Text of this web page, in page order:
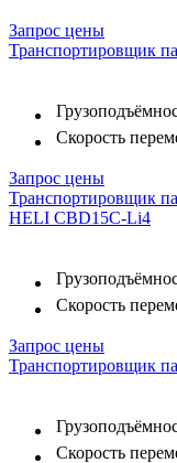
Запрос цены
Транспортировщик
Скорость
Запрос цены
Транспортировщик
HELI CBD15C-Li4
Скорость
Запрос цены
Транспортировщик
Скорость